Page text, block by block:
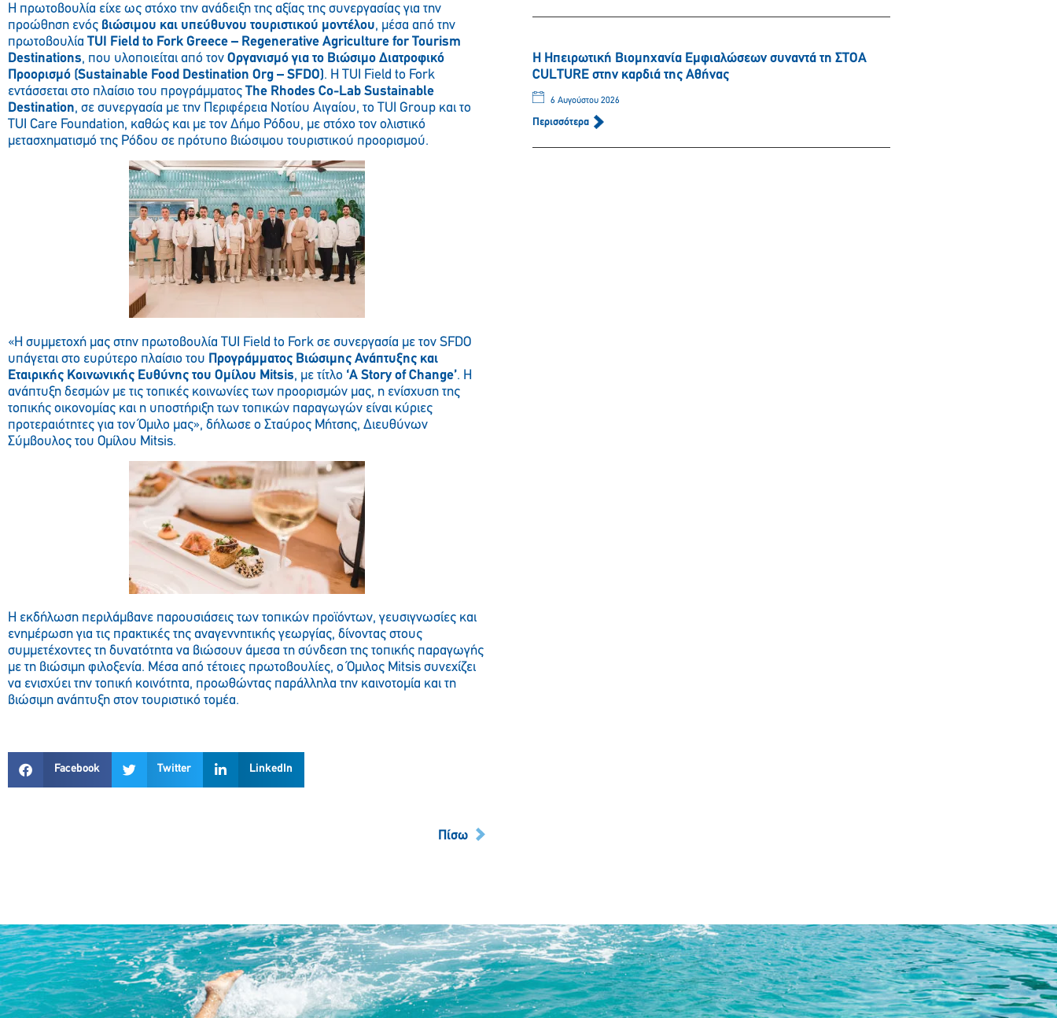
Η πρωτοβουλία είχε ως στόχο την ανάδειξη της αξίας της συνεργασίας για την
προώθηση ενός βιώσιμου και υπεύθυνου τουριστικού μοντέλου, μέσα από την
πρωτοβουλία TUI Field to Fork Greece – Regenerative Agriculture for Tourism
Destinations, που υλοποιείται από τον Οργανισμό για το Βιώσιμο Διατροφικό
Προορισμό (Sustainable Food Destination Org – SFDO). Η TUI Field to Fork
εντάσσεται στο πλαίσιο του προγράμματος The Rhodes Co-Lab Sustainable
Destination, σε συνεργασία με την Περιφέρεια Νοτίου Αιγαίου, το TUI Group και το
TUI Care Foundation, καθώς και με τον Δήμο Ρόδου, με στόχο τον ολιστικό
μετασχηματισμό της Ρόδου σε πρότυπο βιώσιμου τουριστικού προορισμού.
«Η συμμετοχή μας στην πρωτοβουλία TUI Field to Fork σε συνεργασία με τον SFDO
υπάγεται στο ευρύτερο πλαίσιο του Προγράμματος Βιώσιμης Ανάπτυξης και
Εταιρικής Κοινωνικής Ευθύνης του Ομίλου Mitsis, με τίτλο ‘A Story of Change’. Η
ανάπτυξη δεσμών με τις τοπικές κοινωνίες των προορισμών μας, η ενίσχυση της
τοπικής οικονομίας και η υποστήριξη των τοπικών παραγωγών είναι κύριες
προτεραιότητες για τον Όμιλο μας», δήλωσε ο Σταύρος Μήτσης, Διευθύνων
Σύμβουλος του Ομίλου Mitsis.
Η εκδήλωση περιλάμβανε παρουσιάσεις των τοπικών προϊόντων, γευσιγνωσίες και
ενημέρωση για τις πρακτικές της αναγεννητικής γεωργίας, δίνοντας στους
συμμετέχοντες τη δυνατότητα να βιώσουν άμεσα τη σύνδεση της τοπικής παραγωγής
με τη βιώσιμη φιλοξενία. Μέσα από τέτοιες πρωτοβουλίες, ο Όμιλος Mitsis συνεχίζει
να ενισχύει την τοπική κοινότητα, προωθώντας παράλληλα την καινοτομία και τη
βιώσιμη ανάπτυξη στον τουριστικό τομέα.
Facebook Twitter LinkedIn
Πίσω
Η Ηπειρωτική Βιομηχανία Εμφιαλώσεων συναντά τη ΣΤΟΑ
CULTURE στην καρδιά της Αθήνας
6 Αυγούστου 2026
Περισσότερα
Παρακαλώ περιμένετε…